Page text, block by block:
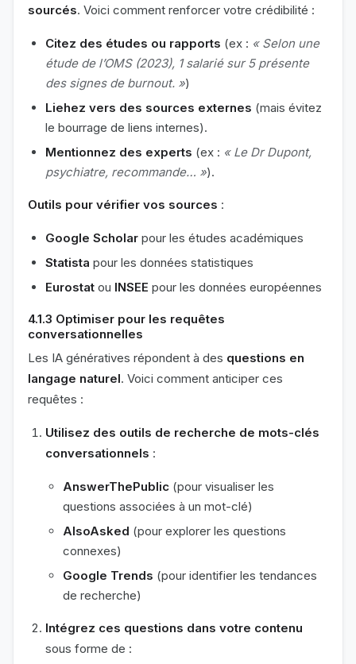
sourcés. Voici comment renforcer votre crédibilité :
Citez des études ou rapports (ex : « Selon une
étude de l’OMS (2023), 1 salarié sur 5 présente
des signes de burnout. »)
Liehez vers des sources externes (mais évitez
le bourrage de liens internes).
Mentionnez des experts (ex : « Le Dr Dupont,
psychiatre, recommande… »).
Outils pour vérifier vos sources :
Google Scholar pour les études académiques
Statista pour les données statistiques
Eurostat ou INSEE pour les données européennes
4.1.3 Optimiser pour les requêtes
conversationnelles
Les IA génératives répondent à des questions en
langage naturel. Voici comment anticiper ces
requêtes :
Utilisez des outils de recherche de mots-clés
conversationnels :
AnswerThePublic (pour visualiser les
questions associées à un mot-clé)
AlsoAsked (pour explorer les questions
connexes)
Google Trends (pour identifier les tendances
de recherche)
Intégrez ces questions dans votre contenu
sous forme de :